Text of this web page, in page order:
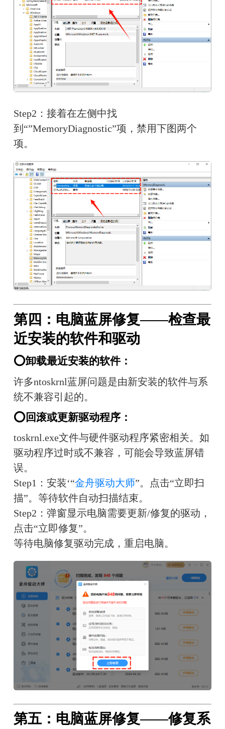
Step2：接着在左侧中找
到“”MemoryDiagnostic”项，禁用下图两个
项。
第四：电脑蓝屏修复——检查最
近安装的软件和驱动
⭕卸载最近安装的软件：
许多ntoskrnl蓝屏问题是由新安装的软件与系
统不兼容引起的。
⭕回滚或更新驱动程序：
toskrnl.exe文件与硬件驱动程序紧密相关。如
驱动程序过时或不兼容，可能会导致蓝屏错
误。
Step1：安装‘“金舟驱动大师”。点击“立即扫
描”。等待软件自动扫描结束。
Step2：弹窗显示电脑需要更新/修复的驱动，
点击“立即修复”。
等待电脑修复驱动完成，重启电脑。
第五：电脑蓝屏修复——修复系